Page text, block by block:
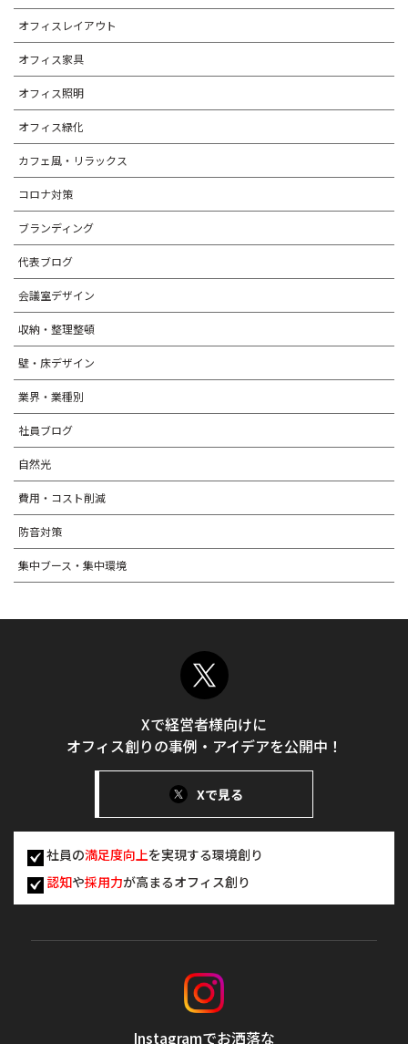
オフィスレイアウト
オフィス家具
オフィス照明
オフィス緑化
カフェ風・リラックス
コロナ対策
ブランディング
代表ブログ
会議室デザイン
収納・整理整頓
壁・床デザイン
業界・業種別
社員ブログ
自然光
費用・コスト削減
防音対策
集中ブース・集中環境
Xで経営者様向けに
オフィス創りの事例・アイデアを公開中！
Xで見る
社員の満足度向上を実現する環境創り
認知や採用力が高まるオフィス創り
Instagramでお洒落な